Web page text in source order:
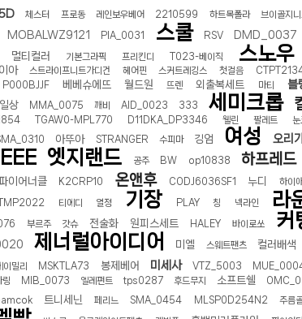
체스터 프로동 레인보우베어 2210599 하트목폴라 브이골지니
MOBALWZ9121 PIA_0031 스쿨 RSV DMD_0037
멀티컬러 기본그라픽 프리킨디 T023-베이직 스노우
아 스트라이프니트가디건 헤어핀 스커트레깅스 첫걸음
P000BJJF 베베슈에뜨 월드원 뜨렌 외출복세트 마티 블
일상 MMA_0075 깨비 AID_0023 333 세미크롭
TGAW0-MPL770 D11DKA_DP3346 웰린 팔레트 눈
아뚜아 STRANGER 수피마 깅엄 여성 오리
EEE 엣지랜드 공주 BW op10838 하프레드
이어너클 K2CRP10 온앤후 CODJ6036SF1 누디 하이
티에디 열정 기장 PLAY 칭 넥라인 라
부르주 갓슈 전술화 원피스세트 HALEY 바이로쏘 커
제너럴아이디어 미엘 스웨트팬츠 컬러배색
이밀리 MSKTLA73 봉제베어 미세사 VTZ_5003
링 MIB_0073 엘레펀트 tps0287 후드무지 소프트쉘
트니세닌 페리느 SMA_0454 MLSP0D254N2 주름
외) - 원팡
휴대용 포터블 모니터 ADS-IPS FHD - 원팡
24캔 - 원팡
정장 수트 - 원팡
R7-7735HS 미니PC 컴퓨터 베어본 [ 1 ] - 원팡
죠스바 제로 각 10개씩 30개 - 원팡
식 키보드 멀티 노브 104키 풀배열 - 원팡
개 - 원팡
Fit3 - 원팡